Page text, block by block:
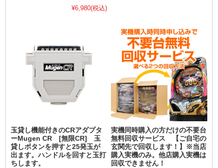
¥6,980(税込)
玉貸し機能付きのCRアダプタ
ーMugen CR [無限CR] 玉
貸しボタンを押すと25発玉が
出ます。ハンドルを回すと玉打
ちします。
実機同時購入の方だけの不要台
無料回収サービス 【ご自宅の
玄関先で回収します！】※当店
購入実機のみ。他店購入実機は
回収できません！